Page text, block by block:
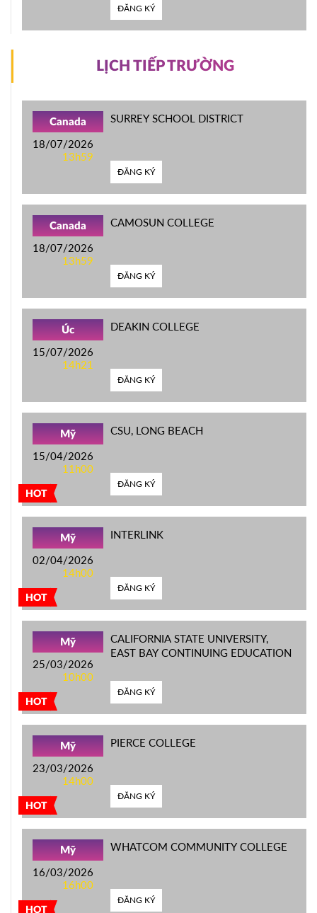
ĐĂNG KÝ
LỊCH TIẾP TRƯỜNG
Canada
18/07/2026
13h59
SURREY SCHOOL DISTRICT
ĐĂNG KÝ
Canada
18/07/2026
13h59
CAMOSUN COLLEGE
ĐĂNG KÝ
Úc
15/07/2026
14h21
DEAKIN COLLEGE
ĐĂNG KÝ
HOT
Mỹ
15/04/2026
11h00
CSU, LONG BEACH
ĐĂNG KÝ
HOT
Mỹ
02/04/2026
14h00
INTERLINK
ĐĂNG KÝ
HOT
Mỹ
25/03/2026
10h00
CALIFORNIA STATE UNIVERSITY,
EAST BAY CONTINUING EDUCATION
ĐĂNG KÝ
HOT
Mỹ
23/03/2026
14h00
PIERCE COLLEGE
ĐĂNG KÝ
HOT
Mỹ
16/03/2026
16h00
WHATCOM COMMUNITY COLLEGE
ĐĂNG KÝ